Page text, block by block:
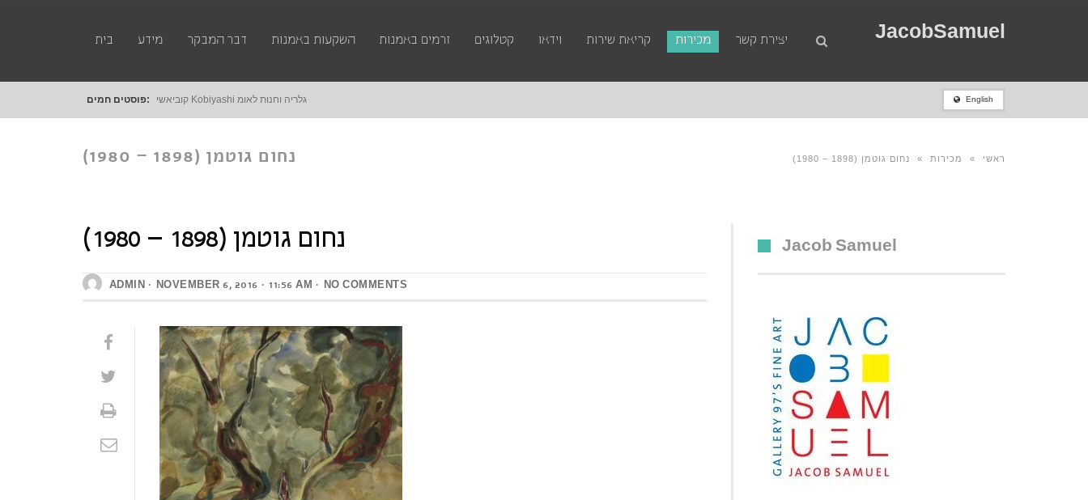
JacobSamuel בית מידע דבר המבקר השקעות באמנות זרמים באמנות קטלוגים וידאו קריאת שירות מכירות יצירת קשר
פוסטים חמים: קוביאשי Kobiyashi גלריה וחנות לאומנות דיגטלית English
נחום גוטמן (1898 – 1980) ראשי » מכירות » נחום גוטמן (1898 – 1980)
נחום גוטמן (1898 – 1980)
ADMIN NOVEMBER 6, 2016 11:56 AM NO COMMENTS
Jacob Samuel